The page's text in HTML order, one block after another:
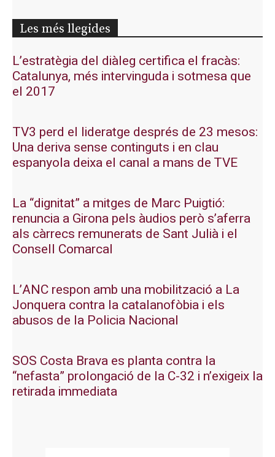
Les més llegides
L’estratègia del diàleg certifica el fracàs:
Catalunya, més intervinguda i sotmesa que
el 2017
TV3 perd el lideratge després de 23 mesos:
Una deriva sense continguts i en clau
espanyola deixa el canal a mans de TVE
La “dignitat” a mitges de Marc Puigtió:
renuncia a Girona pels àudios però s’aferra
als càrrecs remunerats de Sant Julià i el
Consell Comarcal
L’ANC respon amb una mobilització a La
Jonquera contra la catalanofòbia i els
abusos de la Policia Nacional
SOS Costa Brava es planta contra la
“nefasta” prolongació de la C-32 i n’exigeix la
retirada immediata